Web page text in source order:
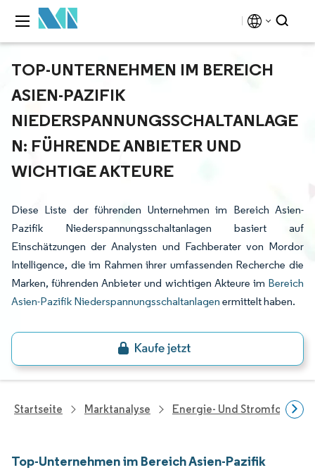
TOP-UNTERNEHMEN IM BEREICH
ASIEN-PAZIFIK
NIEDERSPANNUNGSSCHALTANLAGE
N: FÜHRENDE ANBIETER UND
WICHTIGE AKTEURE
Diese Liste der führenden Unternehmen im Bereich Asien-
Pazifik Niederspannungsschaltanlagen basiert auf
Einschätzungen der Analysten und Fachberater von Mordor
Intelligence, die im Rahmen ihrer umfassenden Recherche die
Marken, führenden Anbieter und wichtigen Akteure im Bereich
Asien-Pazifik Niederspannungsschaltanlagen ermittelt haben.
Startseite Marktanalyse Energie- Und
Top-Unternehmen im Bereich Asien-Pazifik